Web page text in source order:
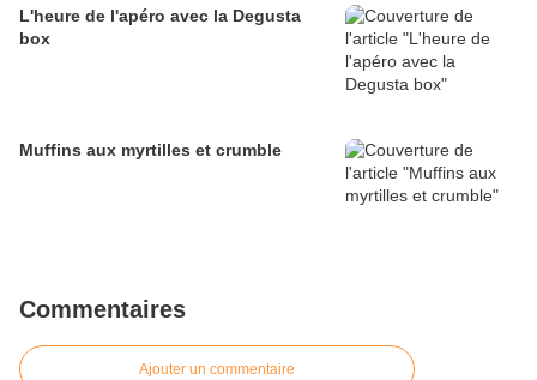
L'heure de l'apéro avec la Degusta
box
Muffins aux myrtilles et crumble
Commentaires
Ajouter un commentaire